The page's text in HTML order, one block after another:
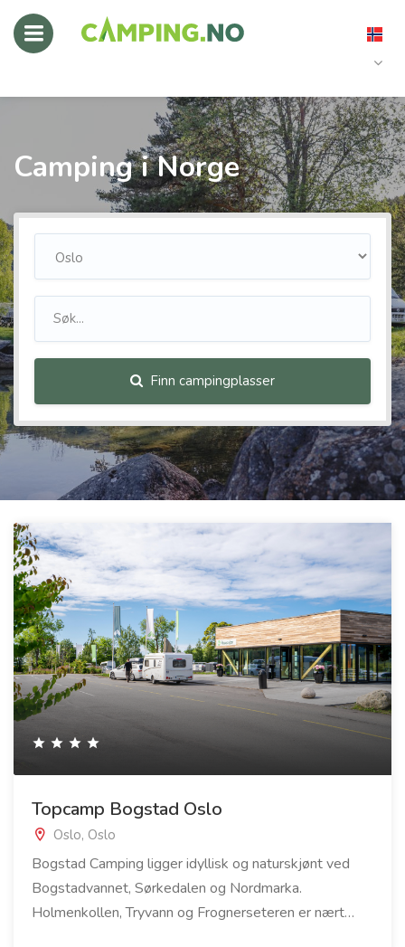
Camping i Norge
Finn campingplasser
Topcamp Bogstad Oslo
Oslo, Oslo
Bogstad Camping ligger idyllisk og naturskjønt ved
Bogstadvannet, Sørkedalen og Nordmarka.
Holmenkollen, Tryvann og Frognerseteren er nært…